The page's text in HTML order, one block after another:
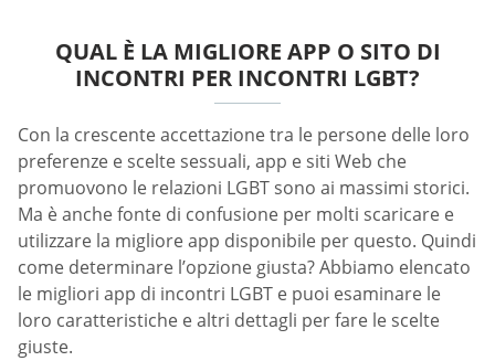
QUAL È LA MIGLIORE APP O SITO DI
INCONTRI PER INCONTRI LGBT?
Con la crescente accettazione tra le persone delle loro
preferenze e scelte sessuali, app e siti Web che
promuovono le relazioni LGBT sono ai massimi storici.
Ma è anche fonte di confusione per molti scaricare e
utilizzare la migliore app disponibile per questo. Quindi
come determinare l’opzione giusta? Abbiamo elencato
le migliori app di incontri LGBT e puoi esaminare le
loro caratteristiche e altri dettagli per fare le scelte
giuste.